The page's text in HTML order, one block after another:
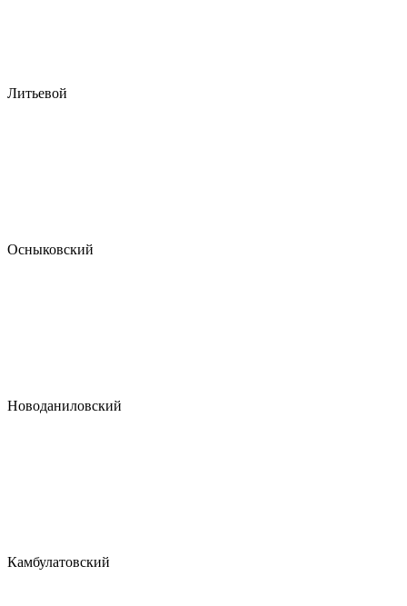
Литьевой
Осныковский
Новоданиловский
Камбулатовский